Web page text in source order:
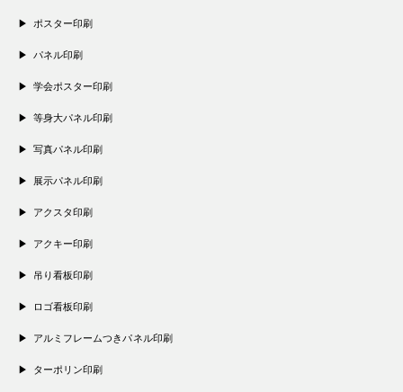
ポスター印刷
パネル印刷
学会ポスター印刷
等身大パネル印刷
写真パネル印刷
展示パネル印刷
アクスタ印刷
アクキー印刷
吊り看板印刷
ロゴ看板印刷
アルミフレームつきパネル印刷
ターポリン印刷